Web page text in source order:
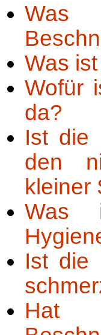
Was
Wofür
da?
Ist die
den
kleiner
Was
Ist die